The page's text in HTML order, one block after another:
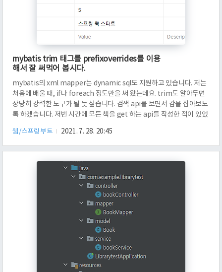
mybatis trim 태그를 prefixoverrides를 이용
해서 잘 써먹어 봅시다.
mybatis의 xml mapper는 dynamic sql도 지원하고 있습니다. 저는
처음에 배울 때, if나 foreach 정도만을 써 왔는데요. trim도 알아두면
상당히 강력한 도구가 될 듯 싶습니다. 검색 api를 보면서 감을 잡아보도
록 하겠습니다. 저번 시간에 모든 책을 get 하는 api를 작성한 적이 있었
bookClass와 bookName을 선택적인 Query parameter로 받게끔
하였습니다. 만약에, 해당 Key가 없다면, null 값으로 들어갈 겁니다. 왜
때문입니다. 쿼리 결과는 위와 같이 나와야 합니다. 먼저 BookMapper
웹/스프링부트 2021. 7. 28. 20:45